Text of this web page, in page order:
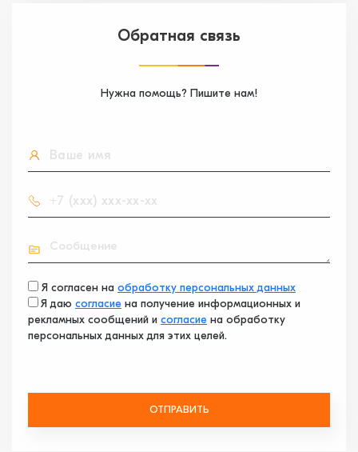
Обратная связь
Нужна помощь? Пишите нам!
Я согласен на обработку персональных данных
Я даю согласие на получение информационных и
рекламных сообщений и согласие на обработку
персональных данных для этих целей.
ОТПРАВИТЬ